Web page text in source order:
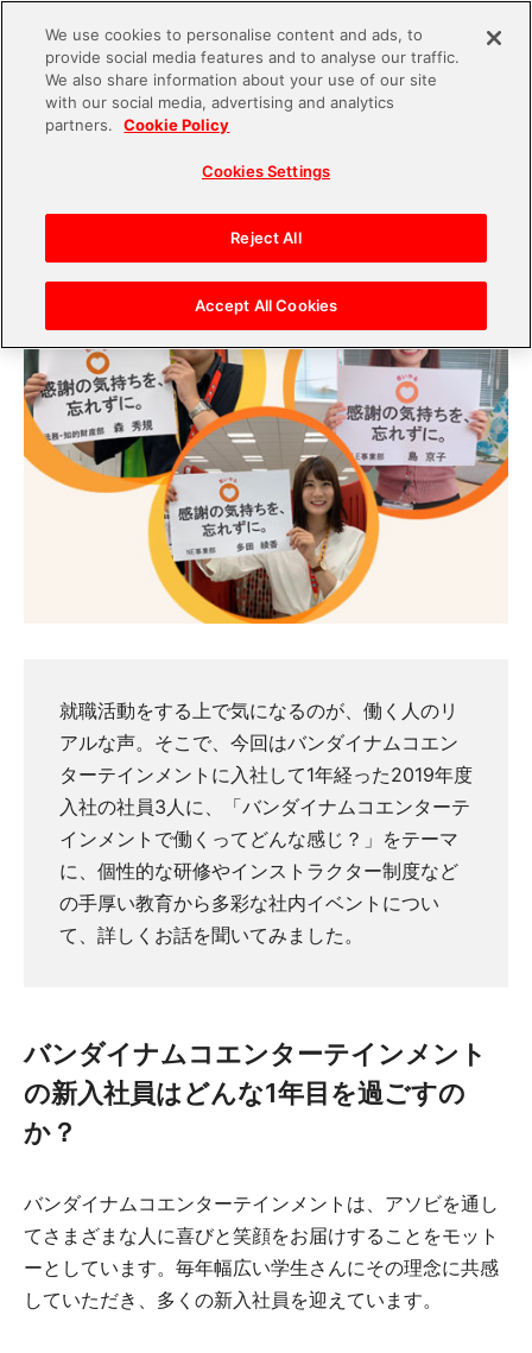
2020.05.26
ナムコエンターテインメントで働くってどんな感
じ？入社2年目の社員の本音
就職活動をする上で気になるのが、働く人のリ
アルな声。そこで、今回はバンダイナムコエン
ターテインメントに入社して1年経った2019年度
入社の社員3人に、「バンダイナムコエンターテ
インメントで働くってどんな感じ？」をテーマ
に、個性的な研修やインストラクター制度など
の手厚い教育から多彩な社内イベントについ
て、詳しくお話を聞いてみました。
バンダイナムコエンターテインメント
の新入社員はどんな1年目を過ごすの
か？
バンダイナムコエンターテインメントは、アソビを通し
てさまざまな人に喜びと笑顔をお届けすることをモット
ーとしています。毎年幅広い学生さんにその理念に共感
していただき、多くの新入社員を迎えています。
We use cookies to personalise content and ads, to
provide social media features and to analyse our traffic.
We also share information about your use of our site
with our social media, advertising and analytics
partners.
Cookie Policy
Cookies Settings
Reject All
Accept All Cookies